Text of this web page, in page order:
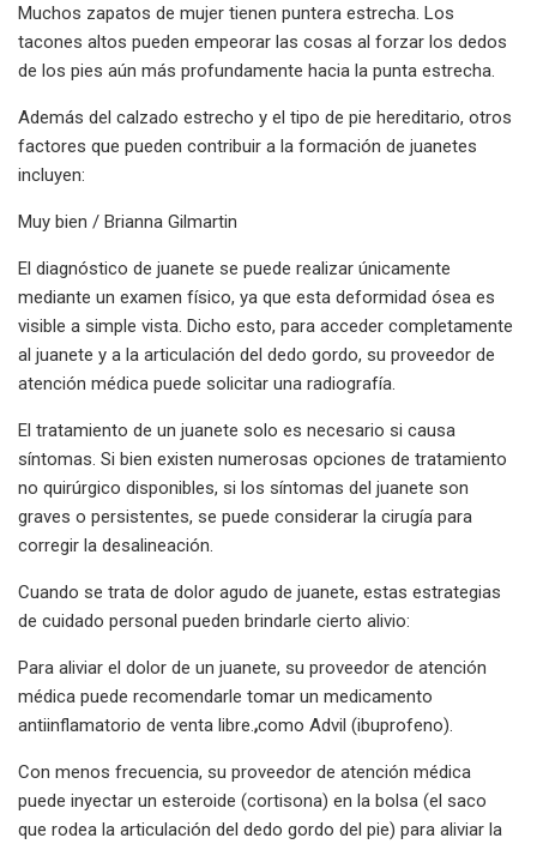
Muchos zapatos de mujer tienen puntera estrecha. Los
tacones altos pueden empeorar las cosas al forzar los dedos
de los pies aún más profundamente hacia la punta estrecha.
Además del calzado estrecho y el tipo de pie hereditario, otros
factores que pueden contribuir a la formación de juanetes
incluyen:
Muy bien / Brianna Gilmartin
El diagnóstico de juanete se puede realizar únicamente
mediante un examen físico, ya que esta deformidad ósea es
visible a simple vista. Dicho esto, para acceder completamente
al juanete y a la articulación del dedo gordo, su proveedor de
atención médica puede solicitar una radiografía.
El tratamiento de un juanete solo es necesario si causa
síntomas. Si bien existen numerosas opciones de tratamiento
no quirúrgico disponibles, si los síntomas del juanete son
graves o persistentes, se puede considerar la cirugía para
corregir la desalineación.
Cuando se trata de dolor agudo de juanete, estas estrategias
de cuidado personal pueden brindarle cierto alivio:
Para aliviar el dolor de un juanete, su proveedor de atención
médica puede recomendarle tomar un medicamento
antiinflamatorio de venta libre.,como Advil (ibuprofeno).
Con menos frecuencia, su proveedor de atención médica
puede inyectar un esteroide (cortisona) en la bolsa (el saco
que rodea la articulación del dedo gordo del pie) para aliviar la